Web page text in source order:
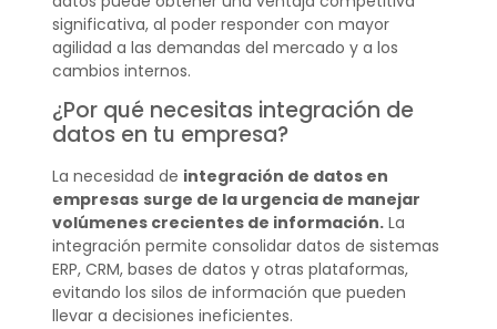
significativa, al poder responder con mayor
agilidad a las demandas del mercado y a los
cambios internos.
¿Por qué necesitas integración de
datos en tu empresa?
La necesidad de integración de datos en
empresas surge de la urgencia de manejar
volúmenes crecientes de información.La
integración permite consolidar datos de sistemas
ERP, CRM, bases de datos y otras plataformas,
evitando los silos de información que pueden
llevar a decisiones ineficientes.